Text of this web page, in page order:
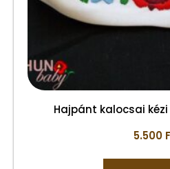
Hajpánt kalocsai
5.500